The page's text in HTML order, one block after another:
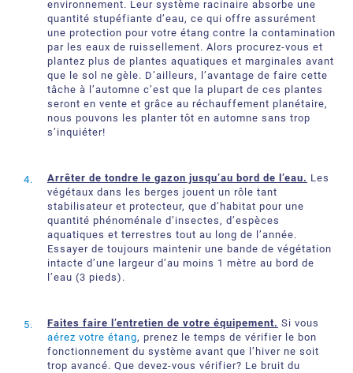
environnement. Leur système racinaire absorbe une
quantité stupéfiante d’eau, ce qui offre assurément
une protection pour votre étang contre la contamination
par les eaux de ruissellement. Alors procurez-vous et
plantez plus de plantes aquatiques et marginales avant
que le sol ne gèle. D’ailleurs, l’avantage de faire cette
tâche à l’automne c’est que la plupart de ces plantes
seront en vente et grâce au réchauffement planétaire,
nous pouvons les planter tôt en automne sans trop
s’inquiéter!
Arrêter de tondre le gazon jusqu’au bord de l’eau. Les
végétaux dans les berges jouent un rôle tant
stabilisateur et protecteur, que d’habitat pour une
quantité phénoménale d’insectes, d’espèces
aquatiques et terrestres tout au long de l’année.
Essayer de toujours maintenir une bande de végétation
intacte d’une largeur d’au moins 1 mètre au bord de
l’eau (3 pieds).
Faites faire l’entretien de votre équipement. Si vous
aérez votre étang, prenez le temps de vérifier le bon
fonctionnement du système avant que l’hiver ne soit
trop avancé. Que devez-vous vérifier? Le bruit du